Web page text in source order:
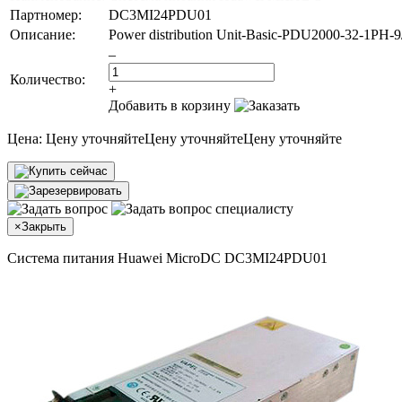
Партномер:
DC3MI24PDU01
Описание:
Power distribution Unit-Basic-PDU2000-32-1PH-
Количество:
–
+
Добавить в корзину
Цена: Цену уточняйтеЦену уточняйтеЦену уточняйте
×Закрыть
Система питания Huawei MicroDC DC3MI24PDU01